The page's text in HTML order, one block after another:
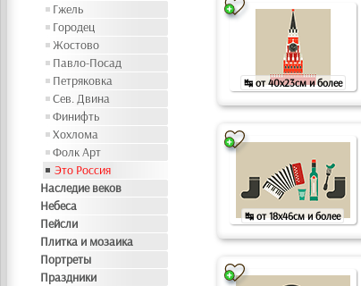
Гжель
Городец
Жостово
Павло-Посад
Петряковка
Сев. Двина
Финифть
Хохлома
Фолк Арт
Это Россия
Наследие веков
Небеса
Пейсли
Плитка и мозаика
Портреты
Праздники
↹ от 40x23см и более
↹ от 18x46см и более